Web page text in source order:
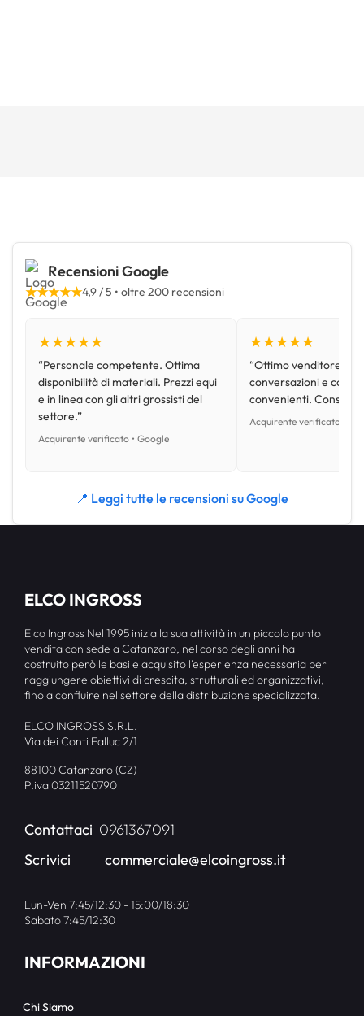
Recensioni Google
★★★★★4,9 / 5 • oltre 200 recensioni
★★★★★
“Personale competente. Ottima
disponibilità di materiali. Prezzi equi
e in linea con gli altri grossisti del
settore.”
Acquirente verificato • Google
★★★★★
“Ottimo venditore,
conversazioni e con
convenienti.
Acquirente verificato •
📍 Leggi tutte le recensioni su Google
ELCO INGROSS
Elco Ingross Nel 1995 inizia la sua attività in un piccolo punto
vendita con sede a Catanzaro, nel corso degli anni ha
costruito però le basi e acquisito l’esperienza necessaria per
raggiungere obiettivi di crescita, strutturali ed organizzativi,
fino a confluire nel settore della distribuzione specializzata.
ELCO INGROSS S.R.L.
Via dei Conti Falluc 2/1
88100 Catanzaro (CZ)
P.iva 03211520790
Contattaci 0961367091
Scrivici
commerciale@elcoingross.it
Lun-Ven 7:45/12:30 - 15:00/18:30
Sabato 7:45/12:30
INFORMAZIONI
Chi Siamo